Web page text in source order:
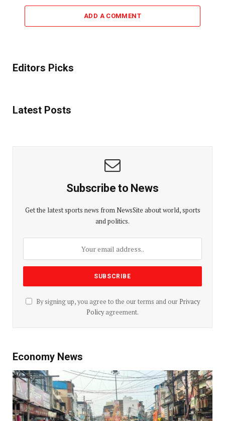
ADD A COMMENT
Editors Picks
Latest Posts
Subscribe to News
Get the latest sports news from NewsSite about world, sports
and politics.
By signing up, you agree to the our terms and our Privacy
Policyagreement.
Economy News